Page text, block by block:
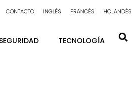
CONTACTO INGLÉS FRANCÉS HOLANDÉS
SEGURIDAD TECNOLOGÍA